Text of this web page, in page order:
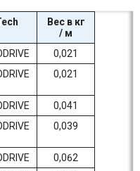
Вес в кг
/ м
0,021
0,021
0,041
0,039
0,062